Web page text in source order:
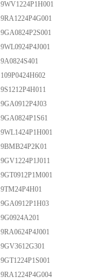
9WV1224P1H001
9RA1224P4G001
9GA0824P2S001
9WL0924P4J001
9A0824S401
109P0424H602
9S1212P4H011
9GA0912P4J03
9GA0824P1S61
9WL1424P1H001
9BMB24P2K01
9GV1224P1J011
9GT0912P1M001
9TM24P4H01
9GA0912P1H03
9G0924A201
9RA0624P4J001
9GV3612G301
9GT1224P1S001
9RA1224P4G004